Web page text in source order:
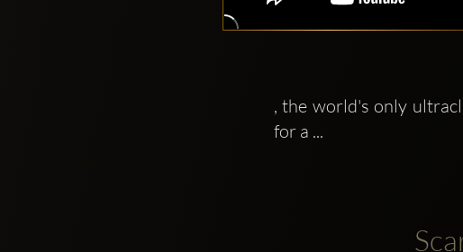
, the world's only
for a ...